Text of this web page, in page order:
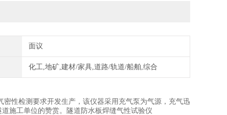
面议
化工,地矿,建材/家具,道路/轨道/船舶,综合
性检测要求开发生产，该仪器采用充气泵为气源，充气迅
施工单位的赞赏。隧道防水板焊缝气性试验仪